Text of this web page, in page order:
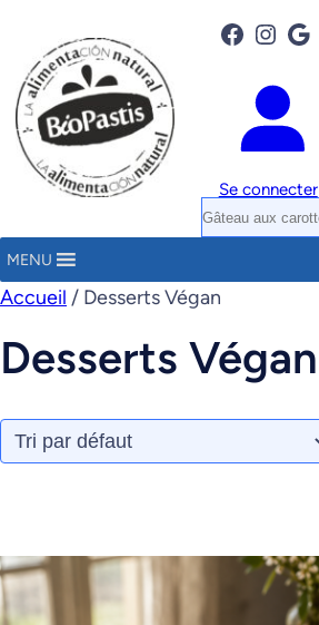
Facebook Instagram Google
Se connecter
R
e
h
r
e
MENU
Accueil / Desserts Végan
Desserts Végan